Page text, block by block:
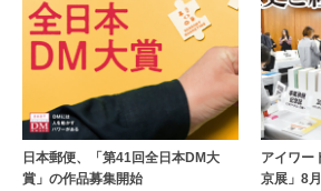
日本郵便、「第41回全日本DM大
賞」の作品募集開始
アイワー
京展」8